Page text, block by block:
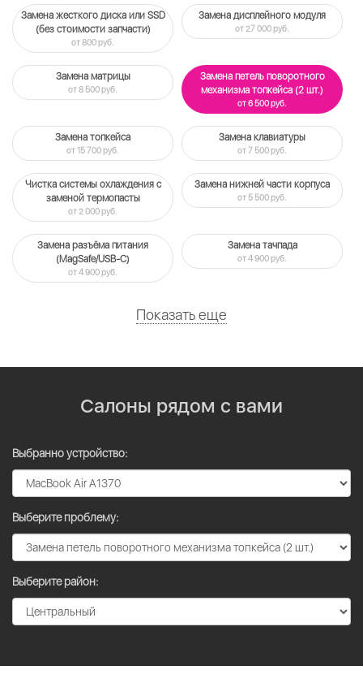
Замена жесткого диска или SSD
(без стоимости запчасти)
от 800 руб.
Замена дисплейного модуля
от 27 000 руб.
Замена матрицы
от 8 500 руб.
Замена петель поворотного
механизма топкейса (2 шт.)
от 6 500 руб.
Замена топкейса
от 15 700 руб.
Замена клавиатуры
от 7 500 руб.
Чистка системы охлаждения c
заменой термопасты
от 2 000 руб.
Замена нижней части корпуса
от 5 500 руб.
Замена разъёма питания
(MagSafe/USB-C)
от 4 900 руб.
Замена тачпада
от 4 900 руб.
Показать еще
Салоны рядом с вами
Выбранно устройство:
Выберите проблему:
Выберите район: